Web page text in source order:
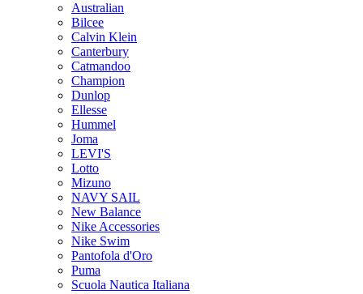
Australian
Bilcee
Calvin Klein
Canterbury
Catmandoo
Champion
Dunlop
Ellesse
Hummel
Joma
LEVI'S
Lotto
Mizuno
NAVY SAIL
New Balance
Nike Accessories
Nike Swim
Pantofola d'Oro
Puma
Scuola Nautica Italiana